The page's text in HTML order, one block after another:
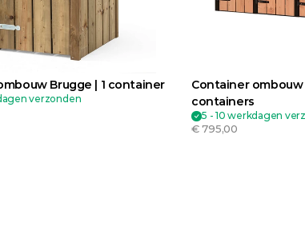
Brugge | 1 container
verzonden
Container
containers
5 - 10 werkdagen
€ 795,00